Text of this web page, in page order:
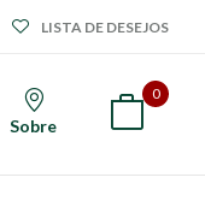
LISTA DE DESEJOS
Sobre
0